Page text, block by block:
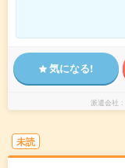
気になる!
派遣会社
未読